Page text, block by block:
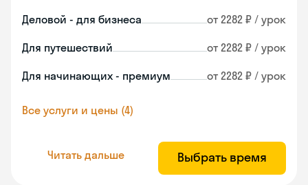
Деловой - для бизнеса от 2282 ₽ / урок
Для путешествий от 2282 ₽ / урок
Для начинающих - премиум от 2282 ₽ / урок
Все услуги и цены (4)
Читать дальше Выбрать время